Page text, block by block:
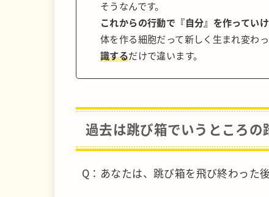
そうなんです。
これからの行動で『自分』を作ってい
体を作る細胞だって新しく生まれ変わっ
識するだけで違います。
過去は跳び箱でいうところの
Q：あなたは、跳び箱を飛び終わった